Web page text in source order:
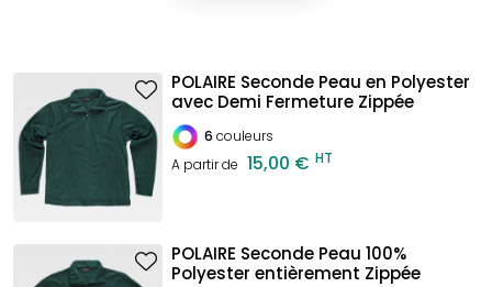
POLAIRE Seconde Peau en Polyester
avec Demi Fermeture Zippée
6 couleurs
A partir de 15,00 € HT
POLAIRE Seconde Peau 100%
Polyester entièrement Zippée